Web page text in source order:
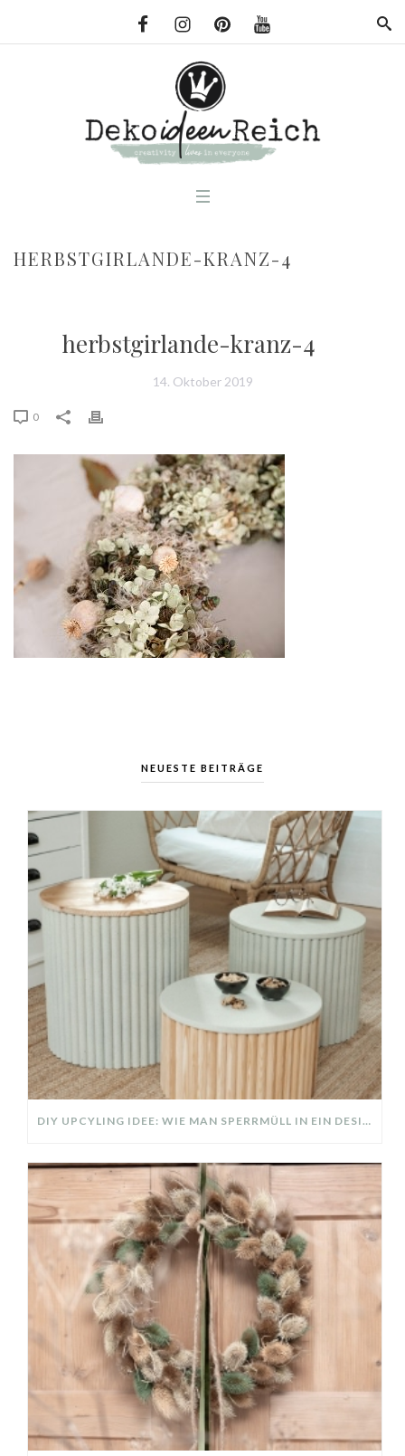
HERBSTGIRLANDE-KRANZ-4
herbstgirlande-kranz-4
14. Oktober 2019
0
NEUESTE BEITRÄGE
DIY UPCYLING IDEE: WIE MAN SPERRMÜLL IN EIN DESIGNER TEIL VERWANDELT